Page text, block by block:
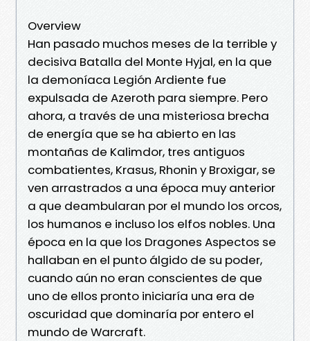
Overview
Han pasado muchos meses de la terrible y
decisiva Batalla del Monte Hyjal, en la que
la demoníaca Legión Ardiente fue
expulsada de Azeroth para siempre. Pero
ahora, a través de una misteriosa brecha
de energía que se ha abierto en las
montañas de Kalimdor, tres antiguos
combatientes, Krasus, Rhonin y Broxigar, se
ven arrastrados a una época muy anterior
a que deambularan por el mundo los orcos,
los humanos e incluso los elfos nobles. Una
época en la que los Dragones Aspectos se
hallaban en el punto álgido de su poder,
cuando aún no eran conscientes de que
uno de ellos pronto iniciaría una era de
oscuridad que dominaría por entero el
mundo de Warcraft.